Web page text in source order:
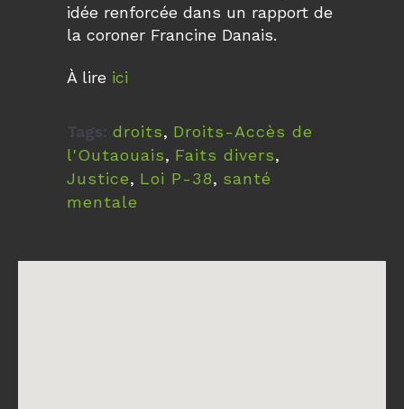
idée renforcée dans un rapport de
la coroner Francine Danais.
À lire ici
Tags: droits, Droits-Accès de
l'Outaouais, Faits divers,
Justice, Loi P-38, santé
mentale